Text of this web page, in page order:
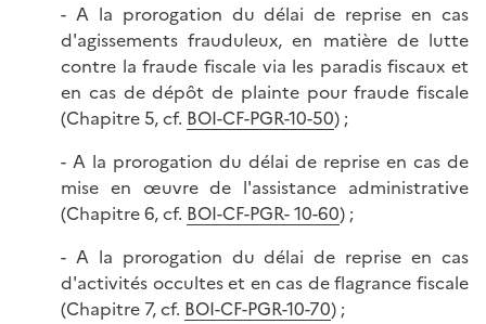
- A la prorogation du délai de reprise en cas
d'agissements frauduleux, en matière de lutte
contre la fraude fiscale via les paradis fiscaux et
en cas de dépôt de plainte pour fraude fiscale
(Chapitre 5, cf. BOI-CF-PGR-10-50) ;
- A la prorogation du délai de reprise en cas de
mise en œuvre de l'assistance administrative
(Chapitre 6, cf. BOI-CF-PGR- 10-60) ;
- A la prorogation du délai de reprise en cas
d'activités occultes et en cas de flagrance fiscale
(Chapitre 7, cf. BOI-CF-PGR-10-70) ;